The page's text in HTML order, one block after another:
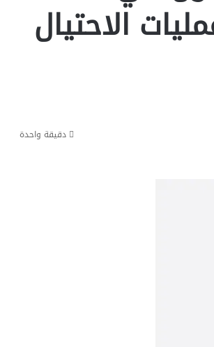
الاحتيال
دقيقة واحدة